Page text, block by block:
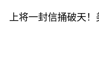
上将一封信捅破天